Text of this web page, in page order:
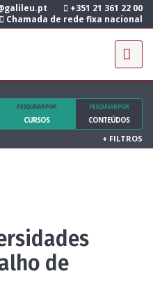
+351 21 361 22 00
Chamada de rede fixa nacional
PESQUISAR POR
CURSOS
PESQUISAR POR
CONTEÚDOS
+ FILTROS
de